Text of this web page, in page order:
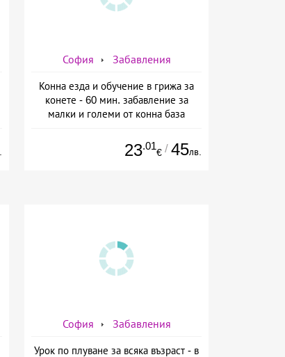
София Забавления
Конна езда и обучение в грижа за
конете - 60 мин. забавление за
малки и големи от конна база
23.01
€ / 45лв.
София Забавления
Урок по плуване за всяка възраст - в